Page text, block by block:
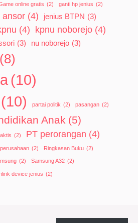
online gratis (2) ganti hp jenius (2)
ansor (4) jenius BTPN (3)
(4) kpnu noborejo (4)
(3) nu noborejo (3)
(8)
(10)
(10) partai politik (2) pasangan (2)
Anak (5)
(2) PT perorangan (4)
(2) Ringkasan Buku (2)
(2) Samsung A32 (2)
device jenius (2)